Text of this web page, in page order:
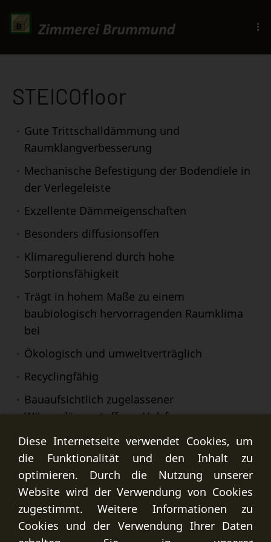
STEICOfloor
Gute Trittschalldämmung und
Raumklangverbesserung
Mechanische Befestigung der Bodendiele in
der Verlegeleiste
Exzellente Dämmeigenschaften
Besonders diffusionsoffen
Klimaregulierend durch hohe
Sorptionsfähigkeit
Trägt in hohem Maße zu einem
baubiologisch hervorragenden Raumklima
bei
Ökologisch und umweltverträglich
Recyclingfähig
Bauaufsichtlich zugelassener
Wärmedämmstoff aus Holzfasern
Diese Internetseite verwendet Cookies, um
die Funktionalität und den Inhalt zu
optimieren. Durch die Nutzung unserer
Website wird der Verwendung von Cookies
zugestimmt. Weitere Informationen zu
Cookies und der Verwendung Ihrer Daten